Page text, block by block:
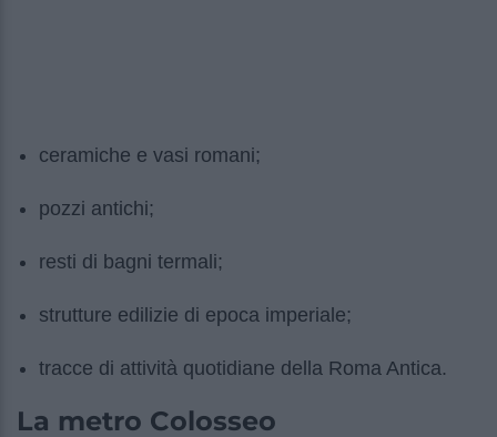
ceramiche e vasi romani;
pozzi antichi;
resti di bagni termali;
strutture edilizie di epoca imperiale;
tracce di attività quotidiane della Roma Antica.
La metro Colosseo